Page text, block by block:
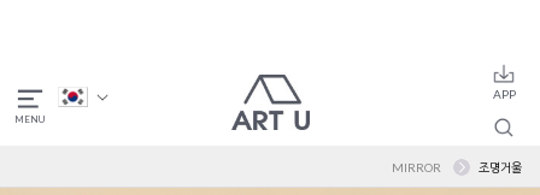
MIRROR 조명거울